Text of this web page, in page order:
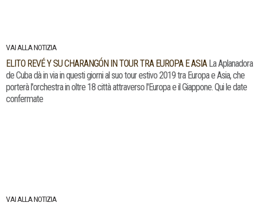
VAI ALLA NOTIZIA
ELITO REVÉ Y SU CHARANGÓN IN TOUR TRA EUROPA E ASIA La Aplanadora
de Cuba dà in via in questi giorni al suo tour estivo 2019 tra Europa e Asia, che
porterà l'orchestra in oltre 18 città attraverso l'Europa e il Giappone. Qui le date
confermate
VAI ALLA NOTIZIA